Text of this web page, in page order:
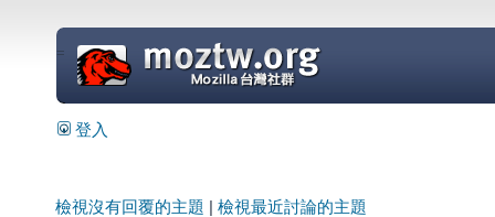
=
登入
檢視沒有回覆的主題 檢視最近討論的主題